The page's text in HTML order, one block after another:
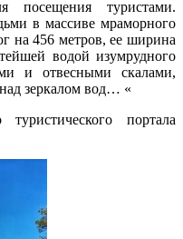
посещения туристами.
в массиве мраморного
на 456 метров, ее ширина
водой изумрудного
и отвесными скалами,
зеркалом вод… «
портала